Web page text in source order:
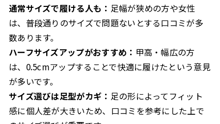
通常サイズで履ける人も： 足幅が狭めの方や女性
は、普段通りのサイズで問題ないとする口コミが多
数あります。
ハーフサイズアップがおすすめ： 甲高・幅広の方
は、0.5cmアップすることで快適に履けたという意見
が多いです。
サイズ選びは足型がカギ： 足の形によってフィット
感に個人差が大きいため、口コミを参考にした上で